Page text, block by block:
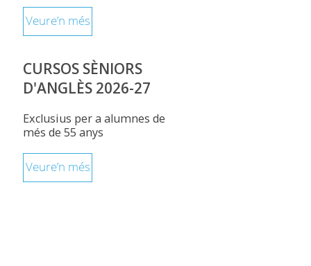
Veure’n més
CURSOS SÈNIORS
D'ANGLÈS 2026-27
Exclusius per a alumnes de
més de 55 anys
Veure’n més